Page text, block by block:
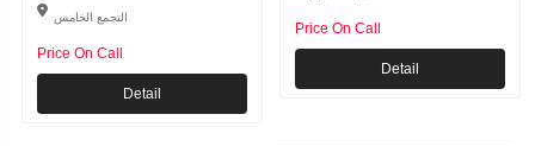
التجمع الخامس
Price On Call
Detail
Price On Call
Detail